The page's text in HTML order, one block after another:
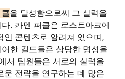
을 달성함으로써 그 실력을
. 카멘 퍼클은 로스트아크에
인 콘텐츠로 알려져 있으며,
한 길드들은 상당한 명성을
서 팀원들은 서로의 실력을
운 전략을 연구하는 데 많은